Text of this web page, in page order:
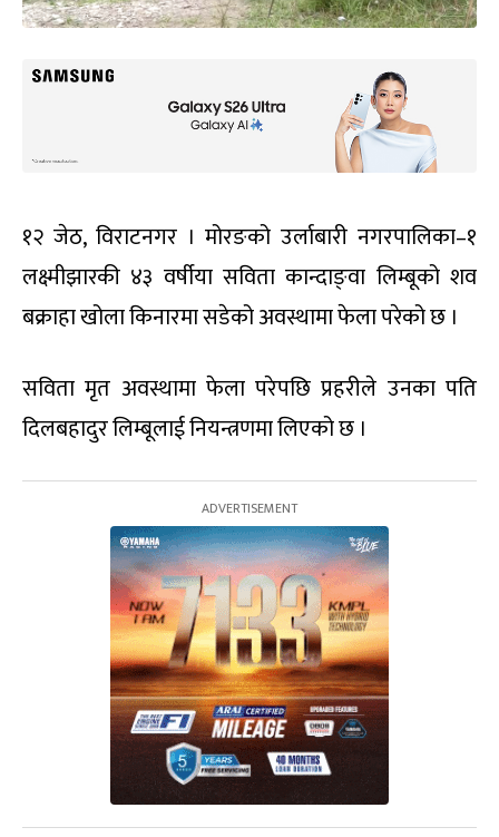
१२ जेठ, विराटनगर । मोरङको उर्लाबारी नगरपालिका–१
लक्ष्मीझारकी ४३ वर्षीया सविता कान्दाङ्वा लिम्बूको शव
बक्राहा खोला किनारमा सडेको अवस्थामा फेला परेको छ ।
सविता मृत अवस्थामा फेला परेपछि प्रहरीले उनका पति
दिलबहादुर लिम्बूलाई नियन्त्रणमा लिएको छ ।